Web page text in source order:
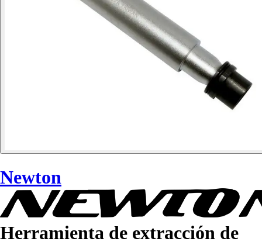
Newton
Herramienta de extracción de